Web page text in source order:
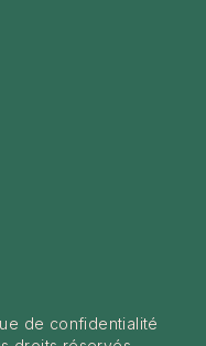
de confidentialité